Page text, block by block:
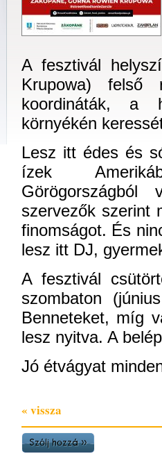
A fesztivál
Krupowa)
koordináták, a
környékén
Lesz itt édes és
ízek
szervezők szerint
finomságot. És
lesz itt DJ,
A fesztivál
szombaton
Benneteket, míg
lesz nyitva. A
Jó étvágyat
« vissza